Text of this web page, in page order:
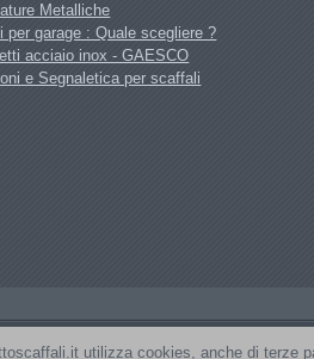
Metalliche
per garage : Quale scegliere ?
acciaio inox - GAESCO
e Segnaletica per scaffali
© 2007 - 2026
utilizza cookies, anche di terze